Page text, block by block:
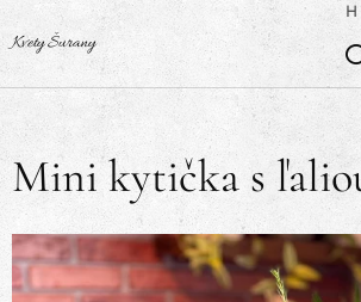
Kvety Šurany
Mini kytička s